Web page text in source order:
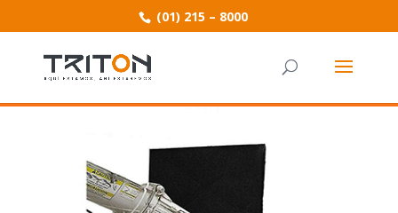
(01) 215 – 8000